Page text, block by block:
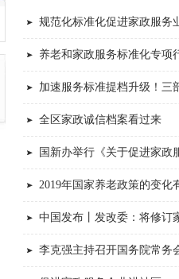
规范化标准化促进家政服务
养老和家政服务标准化专项
加速服务标准提档升级！三
全区家政诚信档案看过来
国新办举行《关于促进家政
2019年国家养老政策的变化
中国发布丨发改委：将修订
李克强主持召开国务院常务